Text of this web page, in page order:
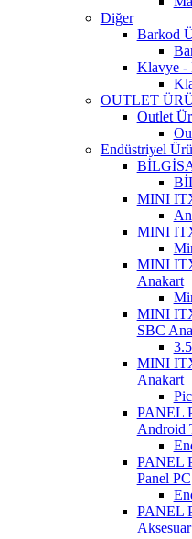
Diğer
Barkod
Klavye -
OUTLET
Outlet
Endüstriyel
MINI
MINI
MINI
Anakart
MINI
SBC
MINI
Anakart
PANEL
Android
PANEL
Panel PC
PANEL
Aksesuar